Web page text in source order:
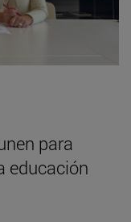
para
educación